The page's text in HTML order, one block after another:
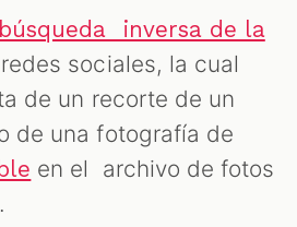
búsqueda inversa de la
sociales, la cual
de un recorte de un
de una fotografía de
en el archivo de fotos